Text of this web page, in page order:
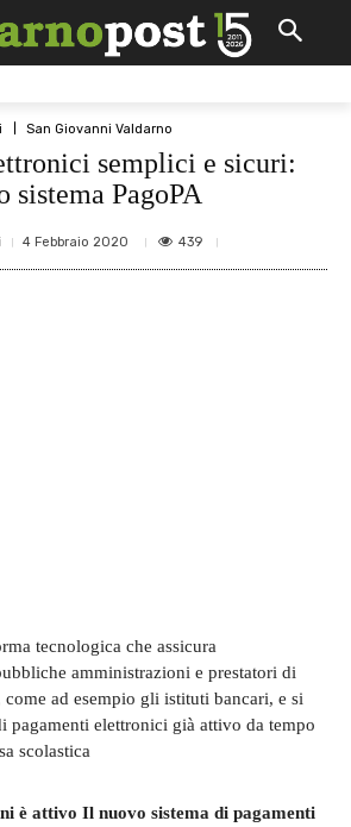
San Giovanni Valdarno
semplici e sicuri:
PagoPA
4 Febbraio 2020 439
tecnologica che assicura
amministrazioni e prestatori di
ad esempio gli istituti bancari, e si
pagamenti elettronici già attivo da tempo
scolastica
è attivo Il nuovo sistema di pagamenti